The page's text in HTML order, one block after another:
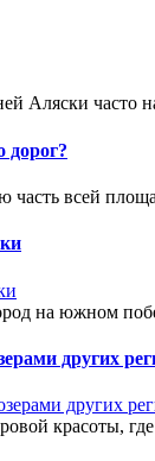
Аляски часто
дорог?
часть всей
на южном
других
красоты,